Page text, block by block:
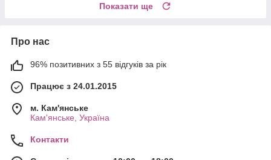
Показати ще
Про нас
96% позитивних з 55 відгуків за рік
Працює з 24.01.2015
м. Кам'янське
Кам'янське, Україна
Контакти